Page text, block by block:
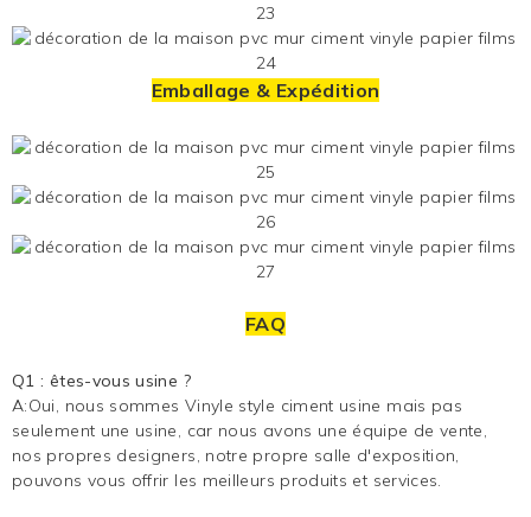
Emballage & Expédition
FAQ
Q1 : êtes-vous usine ?
A:Oui, nous sommes Vinyle style ciment usine mais pas
seulement une usine, car nous avons une équipe de vente,
nos propres designers, notre propre salle d'exposition,
pouvons vous offrir les meilleurs produits et services.